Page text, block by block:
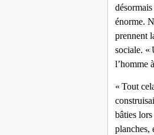
énorme.
prennent
sociale. «
l’homme
« Tout
bâties
planches,